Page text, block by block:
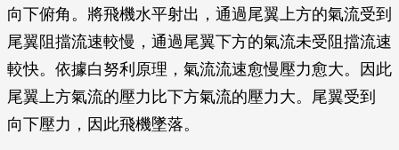
向下俯角。將飛機水平射出，通過尾­翼上方的氣流受到
尾翼阻擋流速較慢，通過尾翼下方的氣流未受阻擋流速
較快。依據白努利­原理，氣流流速愈慢壓力愈大。因此
尾翼上方氣流的壓力比下方氣流的壓力大。尾翼受到
向­下壓力，因此飛機墜落。